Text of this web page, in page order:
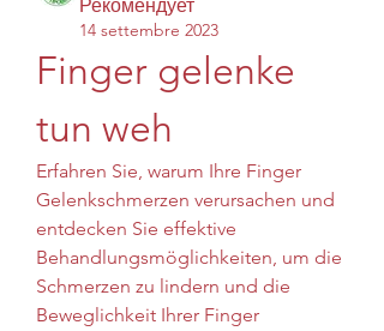
Рекомендует
14 settembre 2023
Finger gelenke
tun weh
Erfahren Sie, warum Ihre Finger
Gelenkschmerzen verursachen und
entdecken Sie effektive
Behandlungsmöglichkeiten, um die
Schmerzen zu lindern und die
Beweglichkeit Ihrer Finger